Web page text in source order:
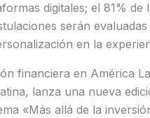
digitales; el 81% de
serán
en la
financiera en América
lanza una nueva
«Más allá de la